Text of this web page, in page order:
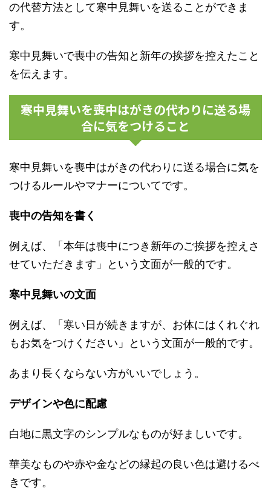
の代替方法として寒中見舞いを送ることができま
す。
寒中見舞いで喪中の告知と新年の挨拶を控えたこと
を伝えます。
寒中見舞いを喪中はがきの代わりに送る場
合に気をつけること
寒中見舞いを喪中はがきの代わりに送る場合に気を
つけるルールやマナーについてです。
喪中の告知を書く
例えば、「本年は喪中につき新年のご挨拶を控えさ
せていただきます」という文面が一般的です。
寒中見舞いの文面
例えば、「寒い日が続きますが、お体にはくれぐれ
もお気をつけください」という文面が一般的です。
あまり長くならない方がいいでしょう。
デザインや色に配慮
白地に黒文字のシンプルなものが好ましいです。
華美なものや赤や金などの縁起の良い色は避けるべ
きです。